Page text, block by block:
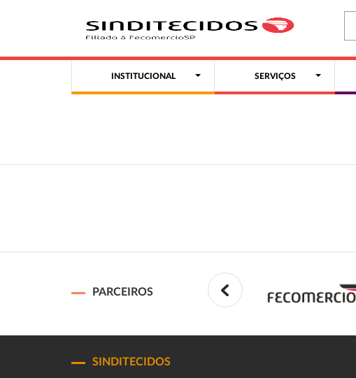
INSTITUCIONAL SERVIÇOS
PARCEIROS
SINDITECIDOS